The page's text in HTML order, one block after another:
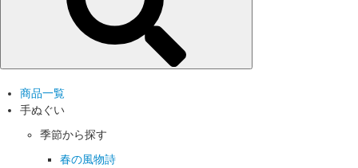
商品一覧
手ぬぐい
季節から探す
春の風物詩